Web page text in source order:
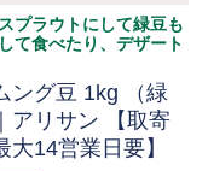
プラウトにして緑豆も
て食べたり、デザート
ング豆 1kg （緑
アリサン 【取寄
大14営業日要】